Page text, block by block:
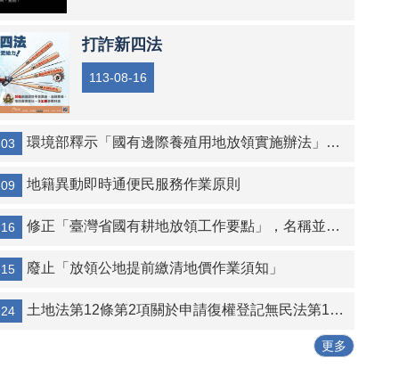
打詐新四法
113-08-16
環境部釋示「國有邊際養殖用地放領實施辦法」第3條第4款影響環境保護之認定原則
地籍異動即時通便民服務作業原則
修正「臺灣省國有耕地放領工作要點」，名稱並修正為「國有耕地放領工作要點」
廢止「放領公地提前繳清地價作業須知」
土地法第12條第2項關於申請復權登記無民法第125條消滅時效適用之解釋令
更多